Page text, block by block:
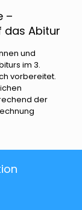
–
das Abitur
und
im 3.
vorbereitet.
der